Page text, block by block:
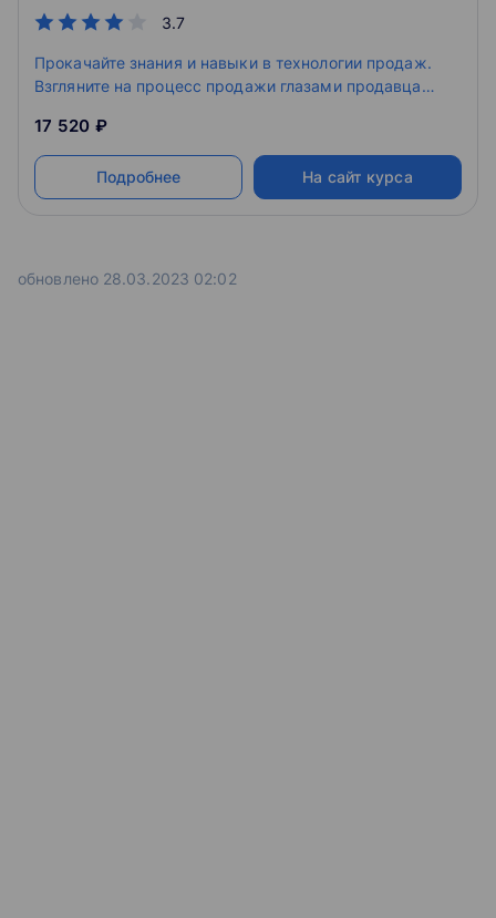
3.7
Прокачайте знания и навыки в технологии продаж.
Взгляните на процесс продажи глазами продавца
с клиентами, чтобы управлять продажами и увеличить
доход
17 520 ₽
Подробнее На сайт курса
обновлено 28.03.2023 02:02